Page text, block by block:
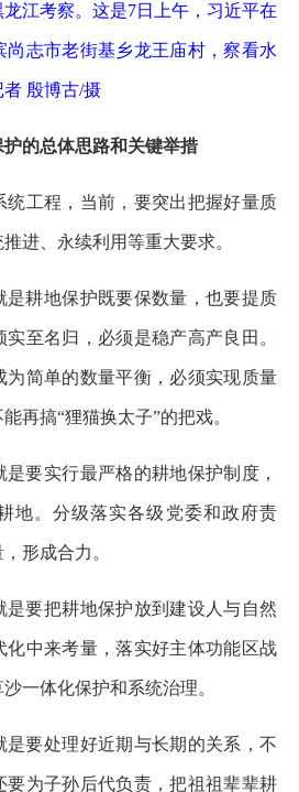
江考察。这是7日上午，习近平在
尚志市老街基乡龙王庙村，察看水
殷博古/摄
的总体思路和关键举措
工程，当前，要突出把握好量质
进、永续利用等重大要求。
地保护既要保数量，也要提质
至名归，必须是稳产高产良田。
为简单的数量平衡，必须实现质量
再搞“狸猫换太子”的把戏。
实行最严格的耕地保护制度，
地。分级落实各级党委和政府责
形成合力。
把耕地保护放到建设人与自然
化中来考量，落实好主体功能区战
一体化保护和系统治理。
处理好近期与长期的关系，不
要为子孙后代负责，把祖祖辈辈耕